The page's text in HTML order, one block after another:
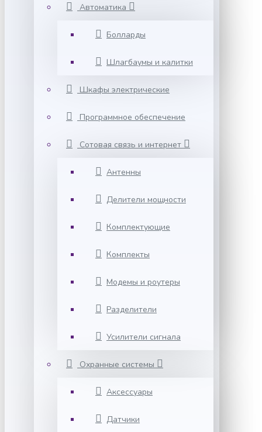
Автоматика
Болларды
Шлагбаумы и калитки
Шкафы электрические
Программное обеспечение
Сотовая связь и интернет
Антенны
Делители мощности
Комплектующие
Комплекты
Модемы и роутеры
Разделители
Усилители сигнала
Охранные системы
Аксессуары
Датчики